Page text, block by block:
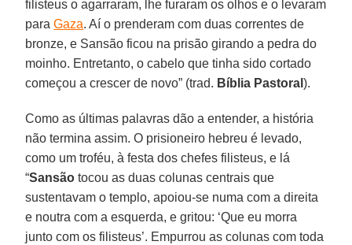
filisteus o agarraram, lhe furaram os olhos e o levaram
paraGaza. Aí o prenderam com duas correntes de
bronze, e Sansão ficou na prisão girando a pedra do
moinho. Entretanto, o cabelo que tinha sido cortado
começou a crescer de novo” (trad. Bíblia Pastoral).
Como as últimas palavras dão a entender, a história
não termina assim. O prisioneiro hebreu é levado,
como um troféu, à festa dos chefes filisteus, e lá
“Sansão tocou as duas colunas centrais que
sustentavam o templo, apoiou-se numa com a direita
e noutra com a esquerda, e gritou: ‘Que eu morra
junto com os filisteus’. Empurrou as colunas com toda